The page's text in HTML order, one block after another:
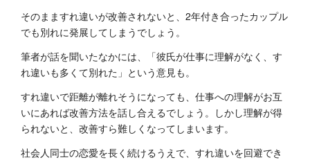
そのまますれ違いが改善されないと、2年付き合ったカップル
でも別れに発展してしまうでしょう。
筆者が話を聞いたなかには、「彼氏が仕事に理解がなく、す
れ違いも多くて別れた」という意見も。
すれ違いで距離が離れそうになっても、仕事への理解がお互
いにあれば改善方法を話し合えるでしょう。しかし理解が得
られないと、改善すら難しくなってしまいます。
社会人同士の恋愛を長く続けるうえで、すれ違いを回避でき